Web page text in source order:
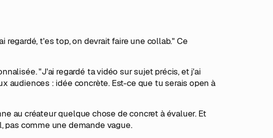
regardé, t'es top, on devrait faire une collab." Ce
"J'ai regardé ta vidéo sur sujet précis, et j'ai
audiences : idée concrète. Est-ce que tu serais open à
au créateur quelque chose de concret à évaluer. Et
comme une demande vague.